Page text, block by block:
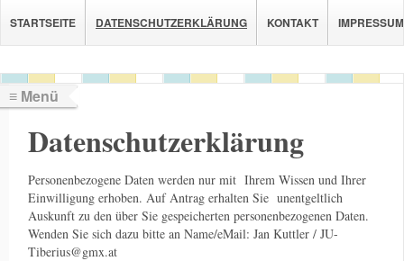
STARTSEITE DATENSCHUTZERKLÄRUNG KONTAKT IMPRESSUM
≡ Menü
Datenschutzerklärung
Personenbezogene Daten werden nur mit Ihrem Wissen und Ihrer
Einwilligung erhoben. Auf Antrag erhalten Sie unentgeltlich
Auskunft zu den über Sie gespeicherten personenbezogenen Daten.
Wenden Sie sich dazu bitte an Name/eMail: Jan Kuttler / JU-
Tiberius@gmx.at